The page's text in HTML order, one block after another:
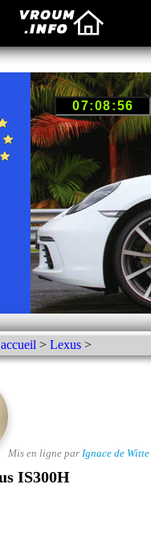
accueil > Lexus>
Mis en ligne par Ignace de Witte
IS300H